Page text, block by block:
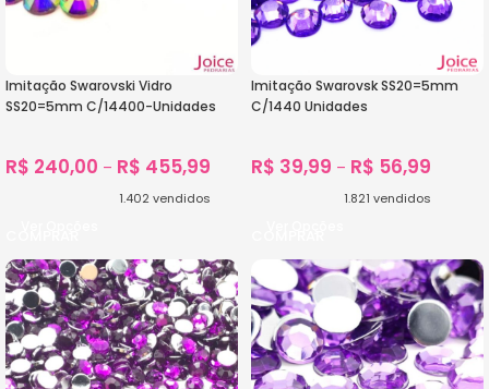
Imitação Swarovski Vidro
SS20=5mm C/14400-Unidades
R$ 240,00 – R$ 455,99
1.402 vendidos
Imitação Swarovsk SS20=5mm
C/1440 Unidades
R$ 39,99 – R$ 56,99
1.821 vendidos